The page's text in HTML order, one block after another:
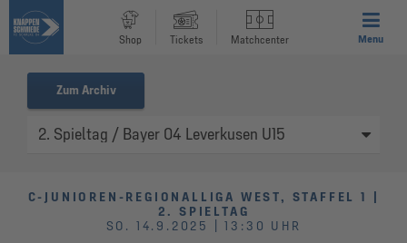
Shop Tickets Matchcenter Menu
Zum Archiv
C-JUNIOREN-REGIONALLIGA WEST, STAFFEL 1 |
2. SPIELTAG
SO. 14.9.2025 | 13:30 UHR